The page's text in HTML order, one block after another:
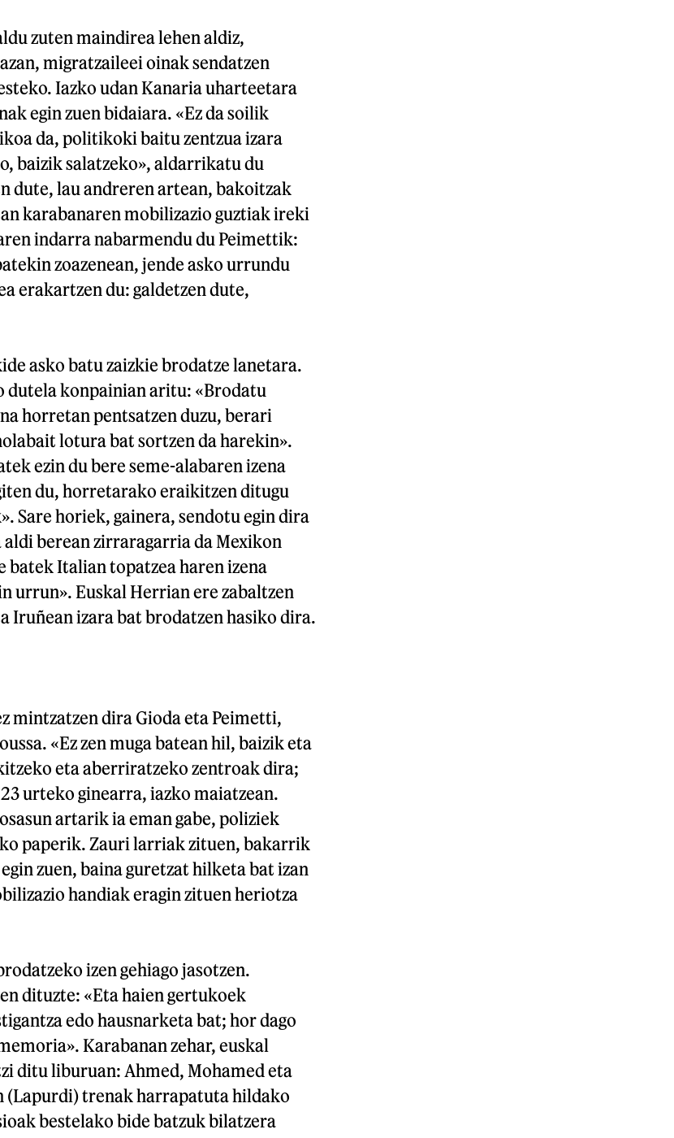
zuten maindirea lehen aldiz,
migratzaileei oinak sendatzen
Iazko udan Kanaria uharteetara
egin zuen bidaiara. «Ez da soilik
da, politikoki baitu zentzua izara
baizik salatzeko», aldarrikatu du
dute, lau andreren artean, bakoitzak
karabanaren mobilizazio guztiak ireki
indarra nabarmendu du Peimettik:
zoazenean, jende asko urrundu
erakartzen du: galdetzen dute,
asko batu zaizkie brodatze lanetara.
dutela konpainian aritu: «Brodatu
horretan pentsatzen duzu, berari
lotura bat sortzen da harekin».
ezin du bere seme-alabaren izena
du, horretarako eraikitzen ditugu
Sare horiek, gainera, sendotu egin dira
berean zirraragarria da Mexikon
batek Italian topatzea haren izena
urrun». Euskal Herrian ere zabaltzen
Iruñean izara bat brodatzen hasiko dira.
mintzatzen dira Gioda eta Peimetti,
«Ez zen muga batean hil, baizik eta
eta aberriratzeko zentroak dira;
urteko ginearra, iazko maiatzean.
artarik ia eman gabe, poliziek
paperik. Zauri larriak zituen, bakarrik
zuen, baina guretzat hilketa bat izan
handiak eragin zituen heriotza
izen gehiago jasotzen.
dituzte: «Eta haien gertukoek
edo hausnarketa bat; hor dago
Karabanan zehar, euskal
ditu liburuan: Ahmed, Mohamed eta
(Lapurdi) trenak harrapatuta hildako
bestelako bide batzuk bilatzera